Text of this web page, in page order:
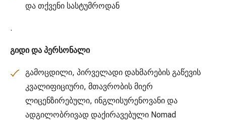
და თქვენი სასტუმროდან
.
გიდი და პერსონალი
გამოცდილი, პირველადი დახმარების გაწევის
კვალიფიციური, მთავრობის მიერ
ლიცენზირებული, ინგლისურენოვანი და
ადგილობრივად დაქირავებული Nomad